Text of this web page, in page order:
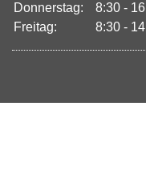
Donnerstag:
8:30 -
Freitag:
8:30 -